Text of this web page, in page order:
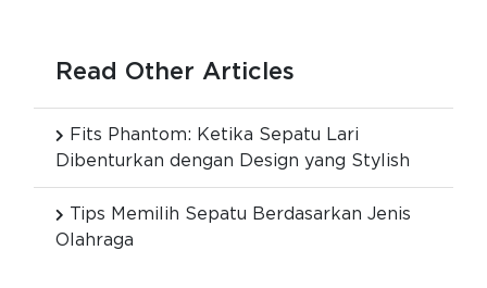
Read Other Articles
Fits Phantom: Ketika Sepatu Lari
Dibenturkan dengan Design yang Stylish
Tips Memilih Sepatu Berdasarkan Jenis
Olahraga